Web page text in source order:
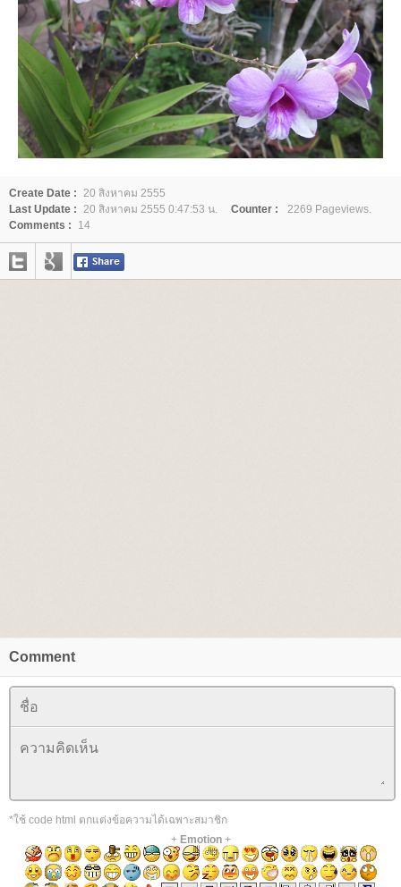
Create Date :
20 สิงหาคม 2555
Last Update :
20 สิงหาคม 2555 0:47:53 น. Counter :
2269 Pageviews.
Comments :
14
Comment
*ใช้ code html ตกแต่งข้อความได้เฉพาะสมาชิก
+ Emotion+